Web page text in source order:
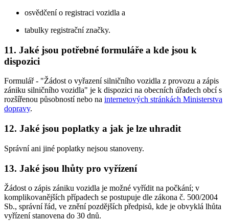
osvědčení o registraci vozidla a
tabulky registrační značky.
11. Jaké jsou potřebné formuláře a kde jsou k
dispozici
Formulář - "Žádost o vyřazení silničního vozidla z provozu a zápis
zániku silničního vozidla" je k dispozici na obecních úřadech obcí s
rozšířenou působností nebo na internetových stránkách Ministerstva
dopravy.
12. Jaké jsou poplatky a jak je lze uhradit
Správní ani jiné poplatky nejsou stanoveny.
13. Jaké jsou lhůty pro vyřízení
Žádost o zápis zániku vozidla je možné vyřídit na počkání; v
komplikovanějších případech se postupuje dle zákona č. 500/2004
Sb., správní řád, ve znění pozdějších předpisů, kde je obvyklá lhůta
vyřízení stanovena do 30 dnů.